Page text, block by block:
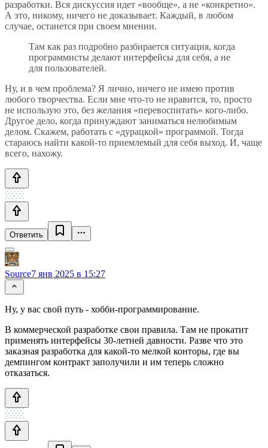
разработки. Вся дискуссия идет «вообще», а не «конкретно».
А это, никому, ничего не доказывает. Каждый, в любом
случае, останется при своем мнении.
Там как раз подробно разбирается ситуация, когда
программисты делают интерфейсы для себя, а не
для пользователей.
Ну, и в чем проблема? Я лично, ничего не имею против
любого творчества. Если мне что-то не нравится, то, просто
не использую это, без желания «перевоспитать» кого-либо.
Другое дело, когда принуждают заниматься нелюбимым
делом. Скажем, работать с «дурацкой» программой. Тогда
стараюсь найти какой-то приемлемый для себя выход. И, чаще
всего, нахожу.
Ответить
Source7 янв 2025 в 15:27
Ну, у вас свой путь - хобби-программирование.
В коммерческой разработке свои правила. Там не прокатит
применять интерфейсы 30-летней давности. Разве что это
заказная разработка для какой-то мелкой конторы, где вы
демпингом контракт заполучили и им теперь сложно
отказаться.